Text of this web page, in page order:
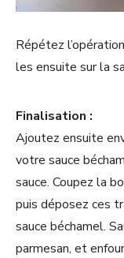
Répétez
les ensuite sur la
Finalisation :
Ajoutez ensuite
votre sauce
sauce. Coupez la
puis déposez ces
sauce béchamel.
parmesan, et